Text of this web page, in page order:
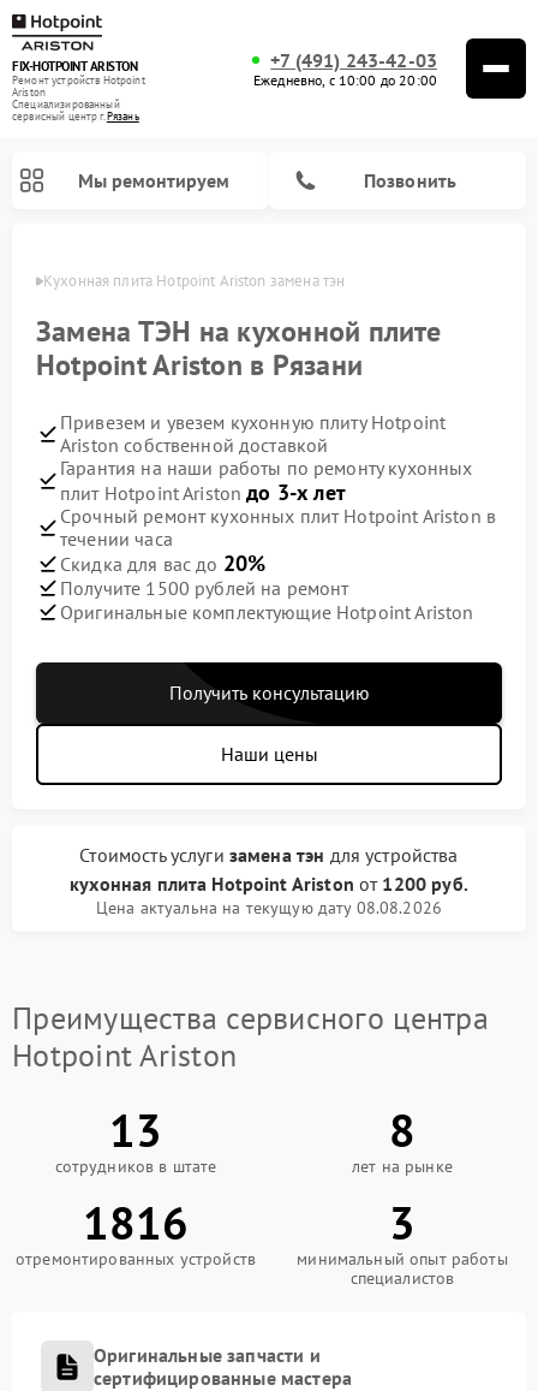
FIX-HOTPOINT ARISTON
Ремонт устройств Hotpoint
Ariston
Специализированный
cервисный центр г.Рязань
+7 (491) 243-42-03
Ежедневно, с 10:00 до 20:00
Мы ремонтируем Позвонить
Кухонная плита Hotpoint Ariston замена тэн
Замена ТЭН на кухонной плите
Hotpoint Ariston в Рязани
Привезем и увезем кухонную плиту Hotpoint
Ariston собственной доставкой
Гарантия на наши работы по ремонту кухонных
плит Hotpoint Aristonдо 3-х лет
Срочный ремонт кухонных плит Hotpoint Ariston в
течении часа
Скидка для вас до 20%
Получите 1500 рублей на ремонт
Оригинальные комплектующие Hotpoint Ariston
Получить консультацию
Наши цены
Стоимость услуги замена тэн для устройства
кухонная плита Hotpoint Ariston от 1200 руб.
Цена актуальна на текущую дату 08.08.2026
Преимущества сервисного центра
Hotpoint Ariston
13
сотрудников в штате
8
лет на рынке
1816
отремонтированных устройств
3
минимальный опыт работы
специалистов
Оригинальные запчасти и
сертифицированные мастера